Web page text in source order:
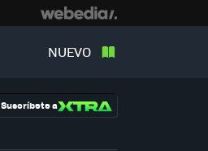
NUEVO
Suscríbete a